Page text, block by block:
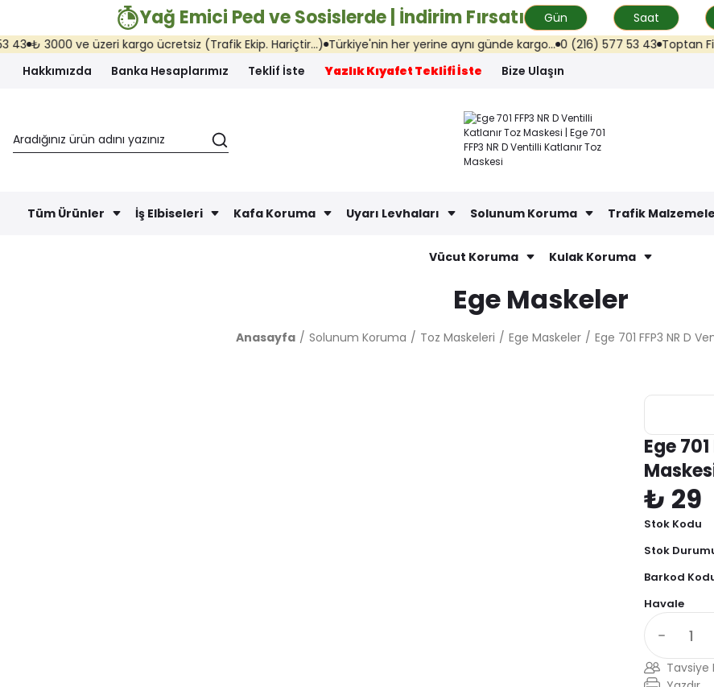
Yağ Emici Ped ve Sosislerde | İndirim Fırsatı Gün Saat
₺ 3000 ve üzeri kargo ücretsiz (Trafik Ekip. Hariçtir...) Türkiye'nin her yerine aynı günde kargo... 0 (216) 577 53 43 Toptan Fiyat
Hakkımızda
Banka Hesaplarımız Teklif İste Yazlık Kıyafet Teklifi İste Bize Ulaşın
Tüm Ürünler İş Elbiseleri Kafa Koruma Uyarı Levhaları Solunum Koruma Trafik
Vücut Koruma Kulak Koruma
Ege Maskeler
Anasayfa Solunum Koruma Toz Maskeleri Ege Maskeler Ege 701 FFP3 NR D
Ege
₺ 29
Stok Kodu
Stok
Barkod
Havale
Tavsiye